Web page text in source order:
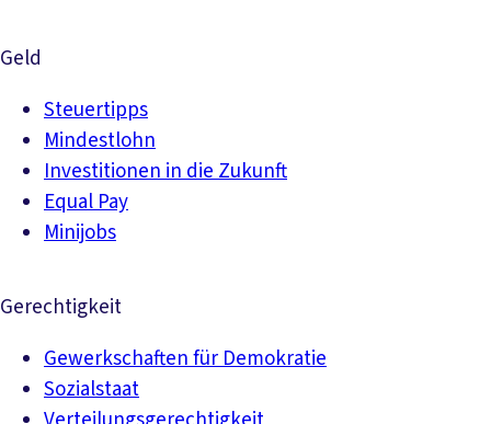
Geld
Steuertipps
Mindestlohn
Investitionen in die Zukunft
Equal Pay
Minijobs
Gerechtigkeit
Gewerkschaften für Demokratie
Sozialstaat